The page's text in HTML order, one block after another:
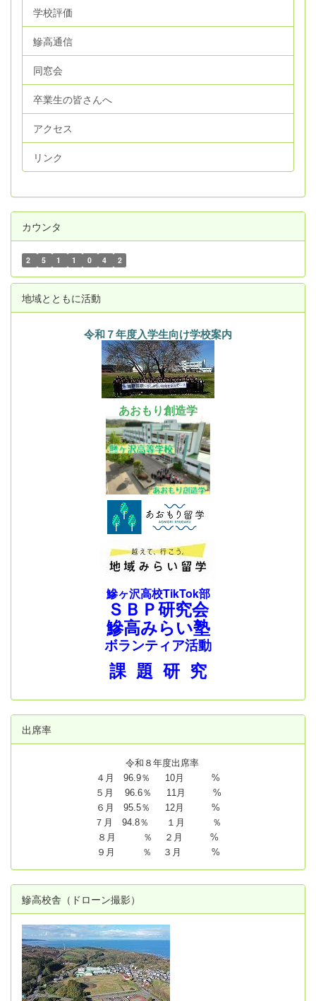
学校評価
鰺高通信
同窓会
卒業生の皆さんへ
アクセス
リンク
カウンタ
2 5 1 1 0 4 2
地域とともに活動
令和７年度入学生向け学校案内
あおもり創造学
鰺ヶ沢高校TikTok部
ＳＢＰ研究会
鰺高みらい塾
ボランティア活動
課 題 研 究
出席率
令和８年度出席率
４月 96.9％ 10月 %
５月 96.6％ 11月 %
６月 95.5％ 12月 %
７月 94.8％ １月 ％
８月 ％ ２月 %
９月 ％ ３月 %
鰺高校舎（ドローン撮影）